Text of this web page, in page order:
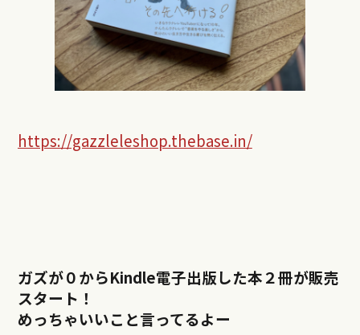
https://gazzleleshop.thebase.in/
ガズが０からKindle電子出版した本２冊が販売
スタート！
めっちゃいいこと言ってるよー